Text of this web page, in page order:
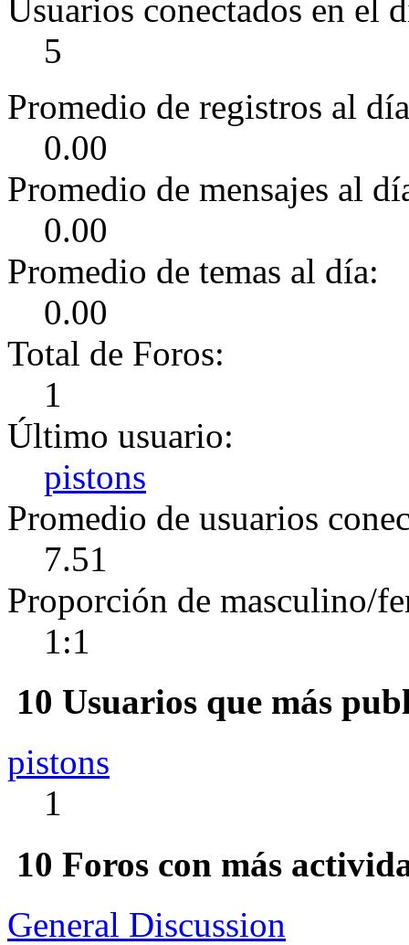
Usuarios conectados en el
5
Promedio de registros al
0.00
Promedio de mensajes al
0.00
Promedio de temas al día:
0.00
Total de Foros:
1
Último usuario:
pistons
Promedio de usuarios
7.51
Proporción de masculino/
1:1
10 Usuarios que más
pistons
1
10 Foros con más
General Discussion